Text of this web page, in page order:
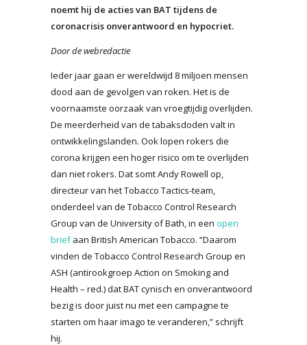
noemt hij de acties van BAT tijdens de
coronacrisis onverantwoord en hypocriet.
Door de webredactie
Ieder jaar gaan er wereldwijd 8 miljoen mensen
dood aan de gevolgen van roken. Het is de
voornaamste oorzaak van vroegtijdig overlijden.
De meerderheid van de tabaksdoden valt in
ontwikkelingslanden. Ook lopen rokers die
corona krijgen een hoger risico om te overlijden
dan niet rokers. Dat somt Andy Rowell op,
directeur van het Tobacco Tactics-team,
onderdeel van de Tobacco Control Research
Group van de University of Bath, in een open
briefaan British American Tobacco. “Daarom
vinden de Tobacco Control Research Group en
ASH (antirookgroep Action on Smoking and
Health – red.) dat BAT cynisch en onverantwoord
bezig is door juist nu met een campagne te
starten om haar imago te veranderen,” schrijft
hij.